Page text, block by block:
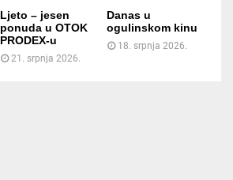
Ljeto – jesen
ponuda u OTOK
PRODEX-u
21. srpnja 2026.
Danas u
ogulinskom kinu
18. srpnja 2026.